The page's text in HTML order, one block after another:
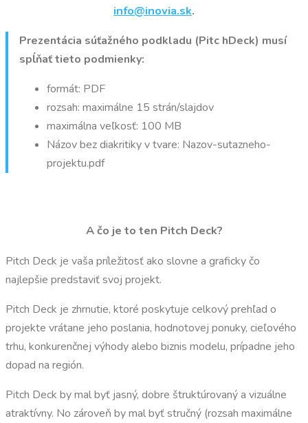
info@inovia.sk.
Prezentácia súťažného podkladu (Pitc hDeck) musí
spĺňať tieto podmienky:
formát: PDF
rozsah: maximálne 15 strán/slajdov
maximálna veľkosť: 100 MB
Názov bez diakritiky v tvare: Nazov-sutazneho-
projektu.pdf
A čo je to ten Pitch Deck?
Pitch Deck je vaša príležitosť ako slovne a graficky čo
najlepšie predstaviť svoj projekt.
Pitch Deck je zhrnutie, ktoré poskytuje celkový prehľad o
projekte vrátane jeho poslania, hodnotovej ponuky, cieľového
trhu, konkurenčnej výhody alebo biznis modelu, prípadne jeho
dopad na región.
Pitch Deck by mal byť jasný, dobre štruktúrovaný a vizuálne
atraktívny. No zároveň by mal byť stručný (rozsah maximálne